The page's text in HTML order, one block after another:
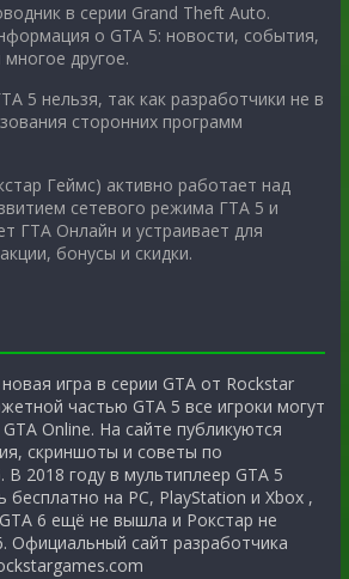
в серии Grand Theft Auto.
о GTA 5: новости, события,
другое.
5 нельзя, так как разработчики не в
сторонних программ
Геймс) активно работает над
сетевого режима ГТА 5 и
ГТА Онлайн и устраивает для
бонусы и скидки.
игра в серии GTA от Rockstar
частью GTA 5 все игроки могут
Online. На сайте публикуются
скриншоты и советы по
2018 году в мультиплеер GTA 5
бесплатно на PC, PlayStation и Xbox ,
6 ещё не вышла и Рокстар не
Официальный сайт разработчика